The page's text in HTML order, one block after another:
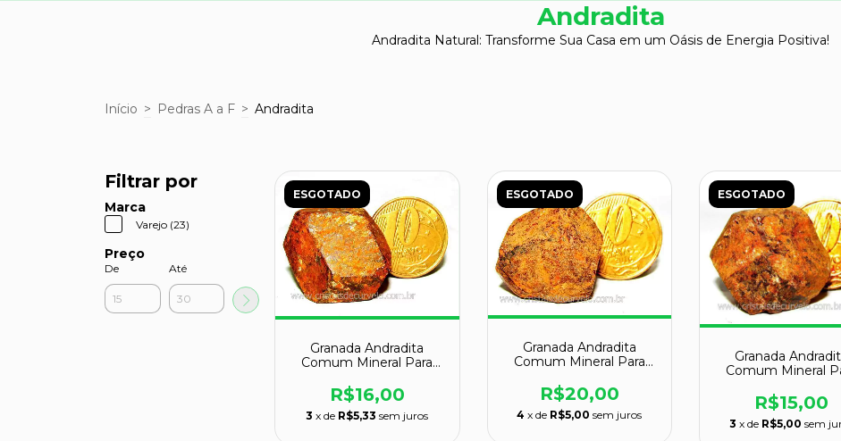
Andradita
Andradita Natural: Transforme Sua Casa em um Oásis de Energia Positiva!
Início > Pedras A a F > Andradita
Filtrar por
Marca
Varejo (23)
Preço
De Até
ESGOTADO
Granada Andradita
Comum Mineral Para
GC2319
R$16,00
3 x de R$5,33 sem juros
ESGOTADO
Granada Andradita
Comum Mineral Para
GC5160
R$20,00
4 x de R$5,00 sem juros
ESGOTADO
Granada
Comum Mineral
GC2891
R$15,00
3 x de R$5,00 sem